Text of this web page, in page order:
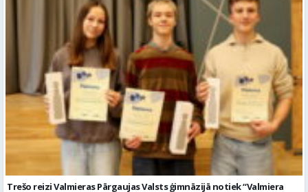
Trešo reizi Valmieras Pārgaujas Valsts ģimnāzijā notiek “Valmiera
Puzzle Day”
Citi raksti šajā kategorijā: